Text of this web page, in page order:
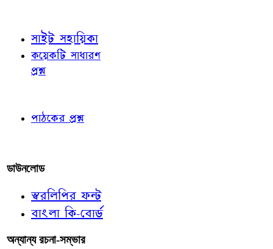
সাইট সহায়িকা
কয়েকটি সাধারণ
প্রশ্ন
পাঠকের প্রশ্ন
ডাউনলোড
স্বরলিপির ফন্ট
বাংলা কি-বোর্ড
অন্যান্য রচনা-সম্ভার